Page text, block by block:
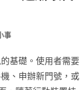
事
基礎。使用者需要
、申辦新門號，或